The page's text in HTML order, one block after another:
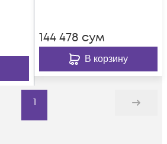
144 478 сум
В корзину
1
Дальше